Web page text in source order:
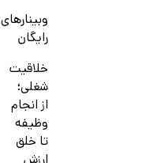
وبینارهای
رایگان
خلاقیت
شغلی؛
از انجام
وظیفه
تا خلق